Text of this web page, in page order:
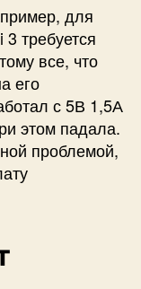
для
требуется
все, что
его
с 5В 1,5А
этом падала.
проблемой,